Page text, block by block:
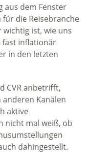
aus dem Fenster
für die Reisebranche
ist, wie uns
fast inflationär
in den letzten
CVR anbetrifft,
anderen Kanälen
aktive
nicht mal weiß, ob
dahingestellt.